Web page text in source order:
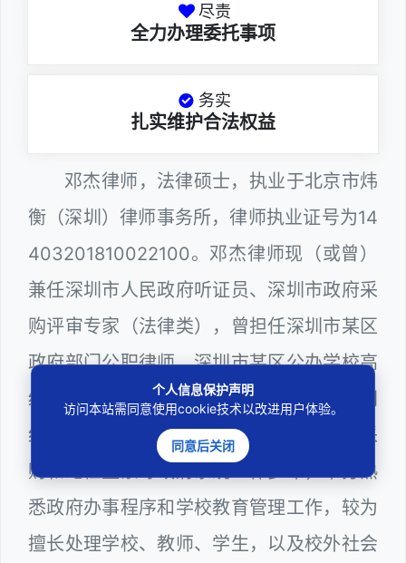
尽责
全力办理委托事项
务实
扎实维护合法权益
邓杰律师，法律硕士，执业于北京市炜
衡（深圳）律师事务所，律师执业证号为14
403201810022100。邓杰律师现（或曾）
兼任深圳市人民政府听证员、深圳市政府采
购评审专家（法律类），曾担任深圳市某区
政府部门公职律师、深圳市某区公办学校高
级教师、建设工程定标专家、计算机信息网
络安全员。在深圳教育、建筑工务、政府采
购和纪检监察等政府系统工作多年，十分熟
悉政府办事程序和学校教育管理工作，较为
擅长处理学校、教师、学生，以及校外社会
个人信息保护声明
访问本站需同意使用cookie技术以改进用户体验。
同意后关闭